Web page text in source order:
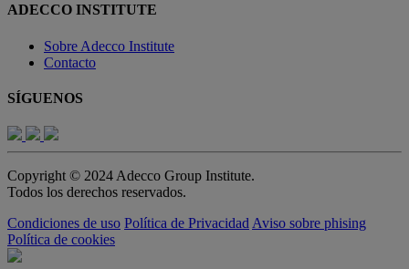
ADECCO INSTITUTE
Sobre Adecco Institute
Contacto
SÍGUENOS
Copyright © 2024 Adecco Group Institute.
Todos los derechos reservados.
Condiciones de uso Política de Privacidad Aviso sobre phising
Política de cookies